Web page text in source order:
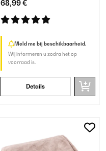
68,99 €
Meld me bij beschikbaarheid.
Wij informeren u zodra het op
voorraad is.
Details